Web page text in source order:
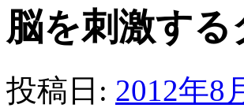
脳を刺激す
投稿日: 2012年8